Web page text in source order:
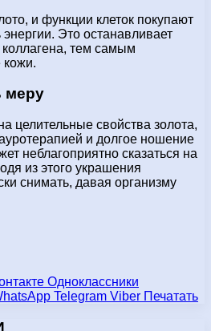
и функции клеток покупают
Это останавливает
тем самым
кожи.
меру
целительные свойства золота,
и долгое ношение
неблагоприятно сказаться на
из этого украшения
снимать, давая организму
Одноклассники
Telegram Viber Печатать